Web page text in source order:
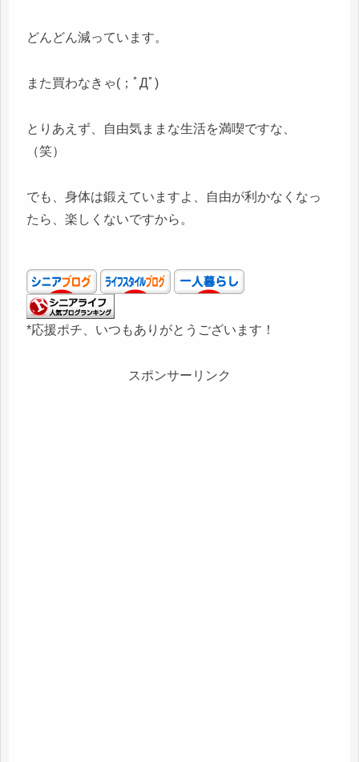
どんどん減っています。
また買わなきゃ(；ﾟДﾟ)
とりあえず、自由気ままな生活を満喫ですな、
（笑）
でも、身体は鍛えていますよ、自由が利かなくなっ
たら、楽しくないですから。
*応援ポチ、いつもありがとうございます！
スポンサーリンク